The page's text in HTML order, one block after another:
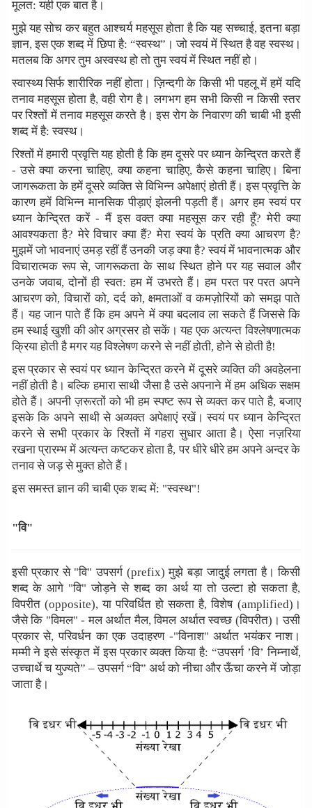
मूलत: यही एक बात है।
मुझे यह सोच कर बहुत आश्चर्य महसूस होता है कि यह सच्चाई, इतना बड़ा
ज्ञान, इस एक शब्द में छिपा है: “स्वस्थ”। जो स्वयं में स्थित है वह स्वस्थ।
मतलब कि अगर तुम अस्वस्थ हो तो तुम स्वयं में स्थित नहीं हो।
स्वास्थ्य सिर्फ शारीरिक नहीं होता। ज़िन्दगी के किसी भी पहलू में हमें यदि
तनाव महसूस होता है, वही रोग है। लगभग हम सभी किसी न किसी स्तर
पर रिश्तों में तनाव महसूस करते है। इस रोग के निवारण की चाबी भी इसी
शब्द में है: स्वस्थ।
रिश्तों में हमारी प्रवृत्ति यह होती है कि हम दूसरे पर ध्यान केन्द्रित करते हैं
- उसे क्या करना चाहिए, क्या कहना चाहिए, कैसे कहना चाहिए। बिना
जागरूकता के हमें दूसरे व्यक्ति से विभिन्न अपेक्षाएं होती हैं। इस प्रवृत्ति के
कारण हमें विभिन्न मानसिक पीड़ाएं झेलनी पड़ती हैं। अगर हम स्वयं पर
ध्यान केन्द्रित करें - मैं इस वक्त क्या महसूस कर रही हूँ? मेरी क्या
आवश्यकता है? मेरे विचार क्या हैं? मेरा स्वयं के प्रति क्या आचरण है?
मुझमें जो भावनाएं उमड़ रहीं हैं उनकी जड़ क्या है? स्वयं में भावनात्मक और
विचारात्मक रूप से, जागरूकता के साथ स्थित होने पर यह सवाल और
उनके जवाब, दोनों ही स्वत: हम में उभरते हैं। हम परत पर परत अपने
आचरण को, विचारों को, दर्द को, क्षमताओं व कमज़ोरियों को समझ पाते
हैं। यह जान पाते हैं कि हम अपने में क्या बदलाव ला सकते हैं जिससे कि
हम स्थाई खुशी की ओर अग्रसर हो सकें। यह एक अत्यन्त विश्लेषणात्मक
क्रिया होती है मगर यह विश्लेषण करने से नहीं होती, होने से होती है!
इस प्रकार से स्वयं पर ध्यान केन्द्रित करने में दूसरे व्यक्ति की अवहेलना
नहीं होती है। बल्कि हमारा साथी जैसा है उसे अपनाने में हम अधिक सक्षम
होते हैं। अपनी ज़रूरतों को भी हम स्पष्ट रूप से व्यक्त कर पाते है, बजाए
इसके कि अपने साथी से अव्यक्त अपेक्षाएं रखें। स्वयं पर ध्यान केन्द्रित
करने से सभी प्रकार के रिश्तों में गहरा सुधार आता है। ऐसा नज़रिया
रखना प्रारम्भ में अत्यन्त कष्टकर होता है, पर धीरे धीरे हम अपने अन्दर के
तनाव से जड़ से मुक्त होते हैं।
इस समस्त ज्ञान की चाबी एक शब्द में: "स्वस्थ"!
"वि"
इसी प्रकार से "वि" उपसर्ग (prefix) मुझे बड़ा जादुई लगता है। किसी
शब्द के आगे "वि" जोड़ने से शब्द का अर्थ या तो उल्टा हो सकता है,
विपरीत (opposite), या परिवर्धित हो सकता है, विशेष (amplified)।
जैसे कि "विमल" - मल अर्थात मैल, विमल अर्थात स्वच्छ (विपरीत)। उसी
प्रकार से, परिवर्धन का एक उदाहरण -"विनाश" अर्थात भयंकर नाश।
मम्मी ने इसे संस्कृत में इस प्रकार व्यक्त किया है: “उपसर्ग ’वि’ निम्नार्थे,
उच्चार्थे च युज्यते” – उपसर्ग “वि” अर्थ को नीचा और ऊँचा करने में जोड़ा
जाता है।